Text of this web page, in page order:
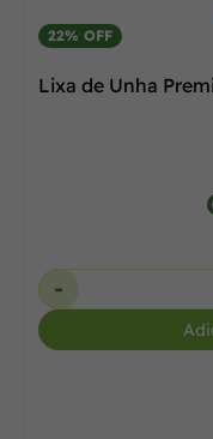
22% OFF
Lixa de Unha
-